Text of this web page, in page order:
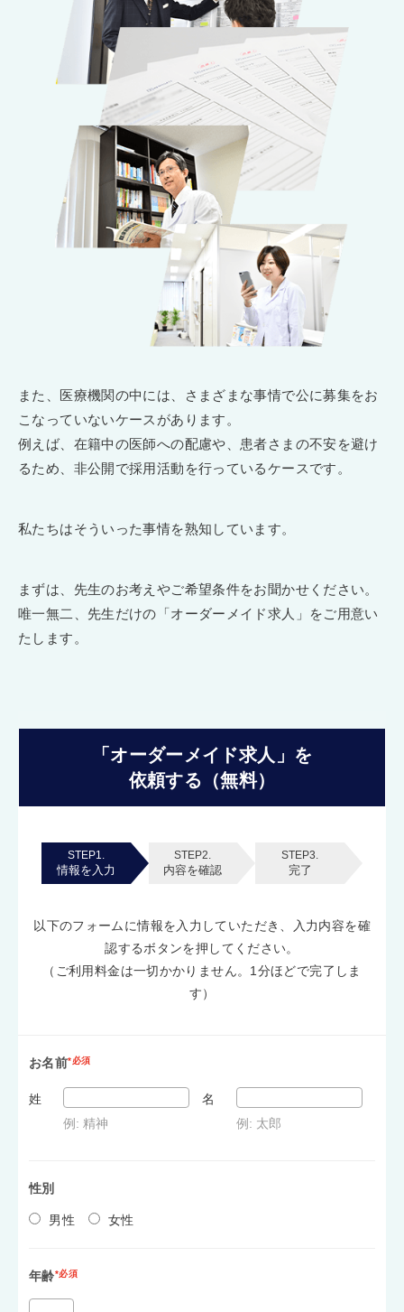
また、医療機関の中には、さまざまな事情で公に募集をお
こなっていないケースがあります。
例えば、在籍中の医師への配慮や、患者さまの不安を避け
るため、非公開で採用活動を行っているケースです。
私たちはそういった事情を熟知しています。
まずは、先生のお考えやご希望条件をお聞かせください。
唯一無二、先生だけの「オーダーメイド求人」をご用意い
たします。
「オーダーメイド求人」を
依頼する（無料）
STEP1.
情報を入力
STEP2.
内容を確認
STEP3.
完了
以下のフォームに情報を入力していただき、入力内容を確
認するボタンを押してください。
（ご利用料金は一切かかりません。1分ほどで完了しま
す）
お名前*必須
姓
例: 精神
名
例: 太郎
性別
男性 女性
年齢*必須